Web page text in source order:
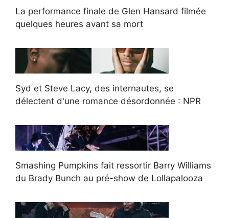
La performance finale de Glen Hansard filmée
quelques heures avant sa mort
Syd et Steve Lacy, des internautes, se
délectent d'une romance désordonnée : NPR
Smashing Pumpkins fait ressortir Barry Williams
du Brady Bunch au pré-show de Lollapalooza